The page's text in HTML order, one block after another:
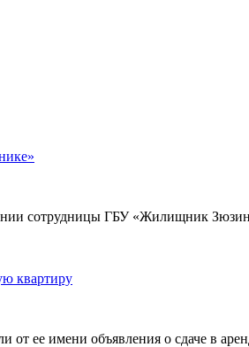
сотрудницы ГБУ «Жилищник
квартиру
ее имени объявления о сдаче в